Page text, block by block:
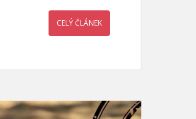
CELÝ ČLÁNEK